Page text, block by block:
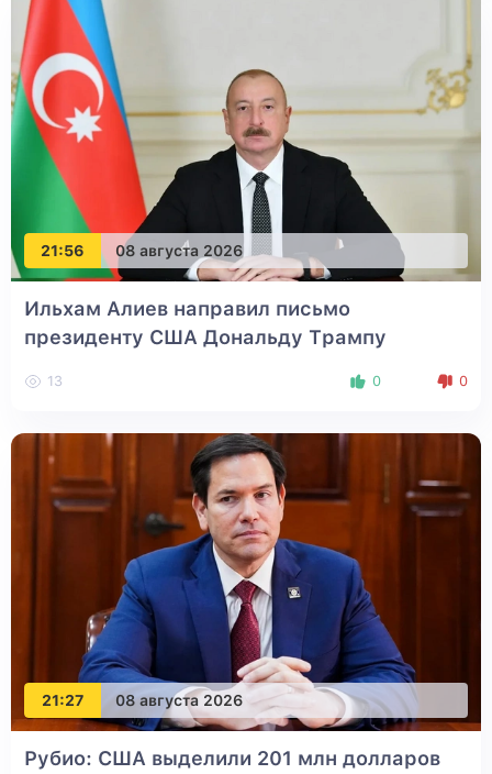
21:56 08 августа 2026
Ильхам Алиев направил письмо
президенту США Дональду Трампу
13 0 0
21:27 08 августа 2026
Рубио: США выделили 201 млн долларов